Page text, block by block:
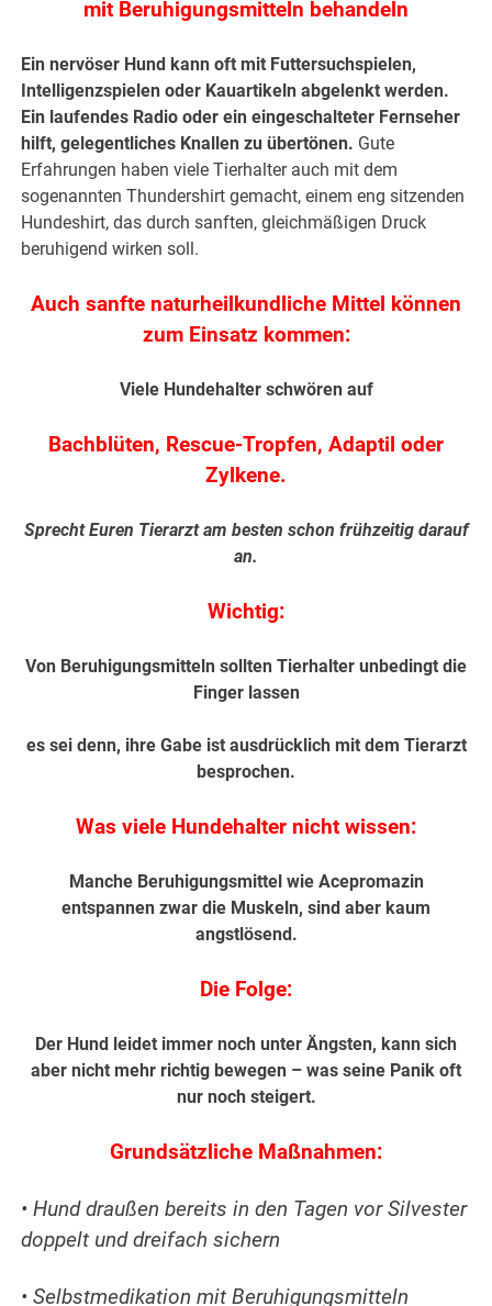
mit Beruhigungsmitteln behandeln
Ein nervöser Hund kann oft mit Futtersuchspielen,
Intelligenzspielen oder Kauartikeln abgelenkt werden.
Ein laufendes Radio oder ein eingeschalteter Fernseher
hilft, gelegentliches Knallen zu übertönen. Gute
Erfahrungen haben viele Tierhalter auch mit dem
sogenannten Thundershirt gemacht, einem eng sitzenden
Hundeshirt, das durch sanften, gleichmäßigen Druck
beruhigend wirken soll.
Auch sanfte naturheilkundliche Mittel können
zum Einsatz kommen:
Viele Hundehalter schwören auf
Bachblüten, Rescue-Tropfen, Adaptil oder
Zylkene.
Sprecht Euren Tierarzt am besten schon frühzeitig darauf
an.
Wichtig:
Von Beruhigungsmitteln sollten Tierhalter unbedingt die
Finger lassen
es sei denn, ihre Gabe ist ausdrücklich mit dem Tierarzt
besprochen.
Was viele Hundehalter nicht wissen:
Manche Beruhigungsmittel wie Acepromazin
entspannen zwar die Muskeln, sind aber kaum
angstlösend.
Die Folge:
Der Hund leidet immer noch unter Ängsten, kann sich
aber nicht mehr richtig bewegen – was seine Panik oft
nur noch steigert.
Grundsätzliche Maßnahmen:
• Hund draußen bereits in den Tagen vor Silvester
doppelt und dreifach sichern
• Selbstmedikation mit Beruhigungsmitteln